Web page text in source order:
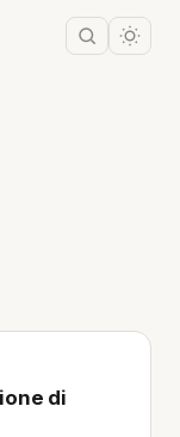
di